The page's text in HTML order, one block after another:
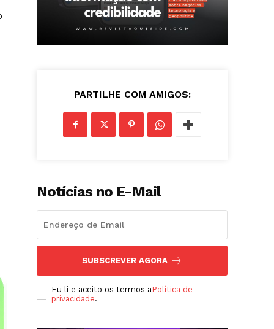
PARTILHE COM AMIGOS:
Notícias no E-Mail
SUBSCREVER AGORA
Eu li e aceito os termos aPolítica de
privacidade.